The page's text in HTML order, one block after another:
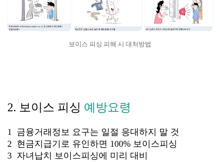
보이스 피싱 피해 시 대처방법
2. 보이스 피싱 예방요령
1 금융거래정보 요구는 일절 응대하지 말 것
2 현금지급기로 유인하면 100% 보이스피싱
3 자녀납치 보이스피싱에 미리 대비